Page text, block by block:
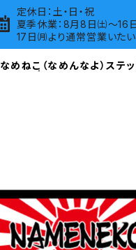
定休日：土・日・祝
夏季休業：8月8日㈯～16
17日㈪より通常営業いた
なめねこ（なめんなよ）ステ